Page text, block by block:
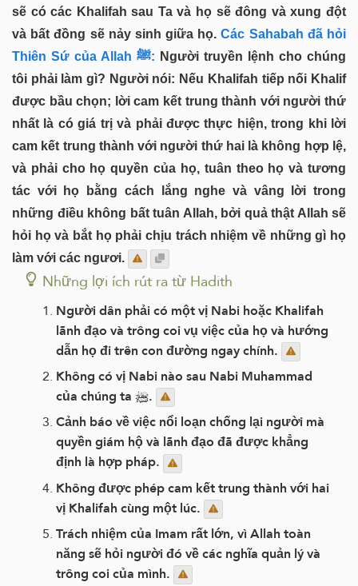
sẽ có các Khalifah sau Ta và họ sẽ đông và xung đột
và bất đồng sẽ nảy sinh giữa họ. Các Sahabah đã hỏi
Thiên Sứ của Allah ﷺ: Người truyền lệnh cho chúng
tôi phải làm gì? Người nói: Nếu Khalifah tiếp nối Khalif
được bầu chọn; lời cam kết trung thành với người thứ
nhất là có giá trị và phải được thực hiện, trong khi lời
cam kết trung thành với người thứ hai là không hợp lệ,
và phải cho họ quyền của họ, tuân theo họ và tương
tác với họ bằng cách lắng nghe và vâng lời trong
những điều không bất tuân Allah, bởi quả thật Allah sẽ
hỏi họ và bắt họ phải chịu trách nhiệm về những gì họ
làm với các ngươi.
Những lợi ích rút ra từ Hadith
Người dân phải có một vị Nabi hoặc Khalifah
lãnh đạo và trông coi vụ việc của họ và hướng
dẫn họ đi trên con đường ngay chính.
Không có vị Nabi nào sau Nabi Muhammad
của chúng ta ﷺ.
Cảnh báo về việc nổi loạn chống lại người mà
quyền giám hộ và lãnh đạo đã được khẳng
định là hợp pháp.
Không được phép cam kết trung thành với hai
vị Khalifah cùng một lúc.
Trách nhiệm của Imam rất lớn, vì Allah toàn
năng sẽ hỏi người đó về các nghĩa quản lý và
trông coi của mình.